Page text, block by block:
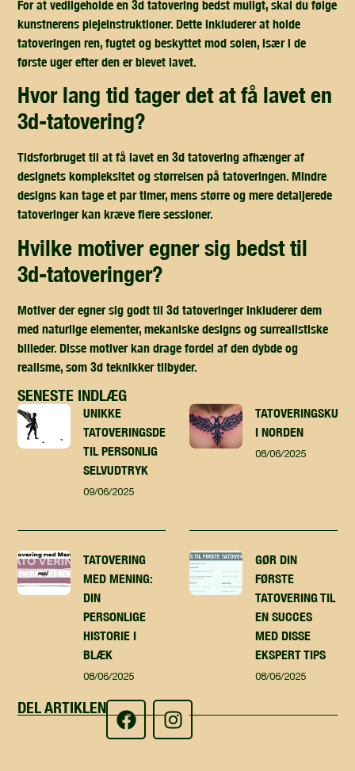
For at vedligeholde en 3d tatovering bedst muligt, skal du følge
kunstnerens plejeinstruktioner. Dette inkluderer at holde
tatoveringen ren, fugtet og beskyttet mod solen, især i de
første uger efter den er blevet lavet.
hvor lang tid tager det at få lavet en
3d-tatovering?
Tidsforbruget til at få lavet en 3d tatovering afhænger af
designets kompleksitet og størrelsen på tatoveringen. Mindre
designs kan tage et par timer, mens større og mere detaljerede
tatoveringer kan kræve flere sessioner.
hvilke motiver egner sig bedst til
3d-tatoveringer?
Motiver der egner sig godt til 3d tatoveringer inkluderer dem
med naturlige elementer, mekaniske designs og surrealistiske
billeder. Disse motiver kan drage fordel af den dybde og
realisme, som 3d teknikker tilbyder.
SENESTE INDLÆG
UNIKKE
TATOVERINGSDESIGN
TIL PERSONLIG
SELVUDTRYK
09/06/2025
TATOVERINGSKUNST
I NORDEN
08/06/2025
TATOVERING
MED MENING:
DIN
PERSONLIGE
HISTORIE I
BLÆK
08/06/2025
GØR DIN
FØRSTE
TATOVERING TIL
EN SUCCES
MED DISSE
EKSPERT TIPS
08/06/2025
DEL ARTIKLEN